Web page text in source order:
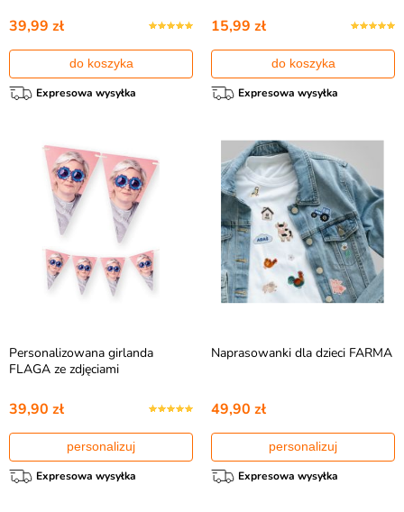
39,99 zł
do koszyka
Expresowa wysyłka
15,99 zł
do koszyka
Expresowa wysyłka
Personalizowana girlanda
FLAGA ze zdjęciami
39,90 zł
personalizuj
Expresowa wysyłka
Naprasowanki dla dzieci FARMA
49,90 zł
personalizuj
Expresowa wysyłka